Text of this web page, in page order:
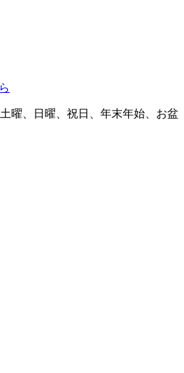
曜、日曜、祝日、年末年始、お盆